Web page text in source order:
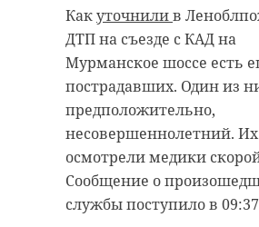
Какуточнилив
ДТП на съезде с КАД на
Мурманское шоссе есть
пострадавших. Один из
предположительно,
несовершеннолетний. Их
осмотрели медики
Сообщение о
службы поступило в
в сеть. Водителям
следить за состоянием
мае.
Кроме того, по нацпроекту
«Инфраструктура для
запланировано
общественной территории
«Утиный парк». Подрядчик
расчистит пруд,
пешеходные дорожки,
скамейки и мостик.